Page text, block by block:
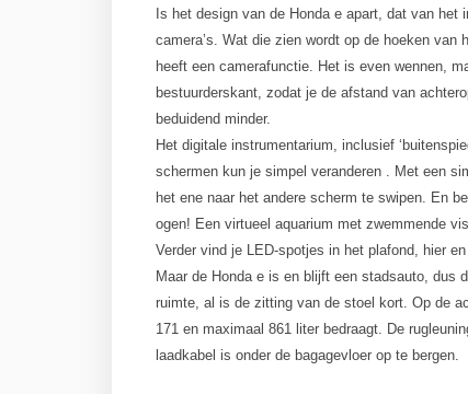
Is het design van de Honda e apart, dat van
camera’s. Wat die zien wordt op de hoeken van
heeft een camerafunctie. Het is even wennen,
bestuurderskant, zodat je de afstand van
beduidend minder.
Het digitale instrumentarium, inclusief
schermen kun je simpel veranderen . Met een
het ene naar het andere scherm te swipen. En
ogen! Een virtueel aquarium met zwemmende
Verder vind je LED-spotjes in het plafond, hier
Maar de Honda e is en blijft een stadsauto, dus
ruimte, al is de zitting van de stoel kort. Op de
171 en maximaal 861 liter bedraagt. De
laadkabel is onder de bagagevloer op te bergen.